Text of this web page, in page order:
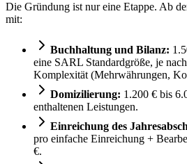
Die Gründung ist nur eine Etappe. Ab
mit:
Buchhaltung und Bilanz:
eine SARL Standardgröße, je
Komplexität (Mehrwährungen,
Domizilierung: 1.200 € bis
enthaltenen Leistungen.
Einreichung des
pro einfache Einreichung +
€.